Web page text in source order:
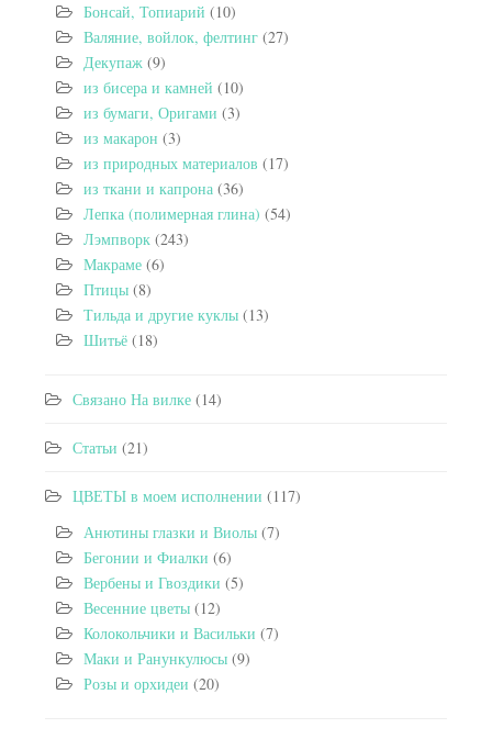
Бонсай, Топиарий (10)
Валяние, войлок, фелтинг (27)
Декупаж (9)
из бисера и камней (10)
из бумаги, Оригами (3)
из макарон (3)
из природных материалов (17)
из ткани и капрона (36)
Лепка (полимерная глина) (54)
Лэмпворк (243)
Макраме (6)
Птицы (8)
Тильда и другие куклы (13)
Шитьё (18)
Связано На вилке (14)
Статьи (21)
ЦВЕТЫ в моем исполнении (117)
Анютины глазки и Виолы (7)
Бегонии и Фиалки (6)
Вербены и Гвоздики (5)
Весенние цветы (12)
Колокольчики и Васильки (7)
Маки и Ранункулюсы (9)
Розы и орхидеи (20)